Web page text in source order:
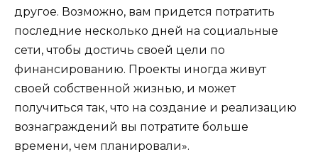
другое. Возможно, вам придется потратить
последние несколько дней на социальные
сети, чтобы достичь своей цели по
финансированию. Проекты иногда живут
своей собственной жизнью, и может
получиться так, что на создание и реализацию
вознаграждений вы потратите больше
времени, чем планировали».